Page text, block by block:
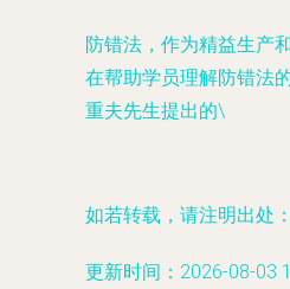
防错法，作为精益生产
在帮助学员理解防错法
重夫先生提出的\
如若转载，请注明出处
更新时间：2026-08-03